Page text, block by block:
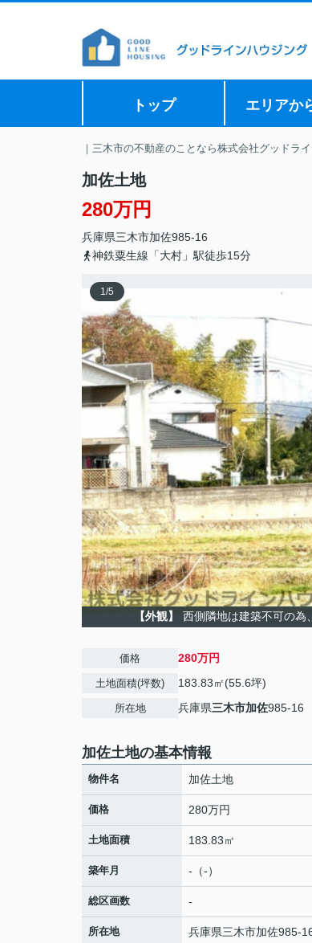
トップ エリアか
｜三木市の不動産のことなら株式会社グッドラ
加佐土地
280万円
兵庫県三木市加佐985-16
神鉄粟生線「大村」駅徒歩15分
1/5
【外観】 西側隣地は建築不可の為
価格 280万円
土地面積(坪数) 183.83㎡(55.6坪)
所在地 兵庫県三木市加佐985-16
加佐土地の基本情報
物件名 加佐土地
価格 280万円
土地面積 183.83㎡
築年月 -（-）
総区画数 -
所在地 兵庫県三木市加佐985-